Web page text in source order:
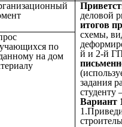
деловой
итогов
схемы,
й и 2-й
задания
студенту
Вариант
по
на дом